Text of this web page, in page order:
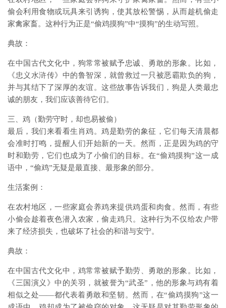
偷会利用食物或玩具来引诱狗，使其放松警惕，从而趁机偷走
家禽家畜。这种行为正是“偷鸡摸狗”中“摸狗”的生动写照。
典故：
在中国古代文化中，狗常常被赋予忠诚、勇敢的形象。比如，
《忠义水浒传》中的鲁智深，就曾救过一只被恶霸欺负的狗，
并与其结下了深厚的友谊。这些故事告诉我们，狗是人类最忠
诚的朋友，我们应该善待它们。
三、鸡（勤劳守时，却也易被偷）
最后，我们来看看生肖鸡。鸡是勤劳的象征，它们每天清晨都
会准时打鸣，提醒人们开始新的一天。然而，正是因为鸡的守
时和勤劳，它们也成为了小偷们的目标。在“偷鸡摸狗”这一成
语中，“偷鸡”无疑是最直接、最形象的部分。
生活案例：
在农村地区，一些家庭会养鸡来提供鸡蛋和肉食。然而，有些
小偷会趁着夜色潜入农家，偷走鸡只。这种行为不仅给农户带
来了经济损失，也破坏了社会的和谐与安宁。
典故：
在中国古代文化中，鸡常常被赋予勤劳、勇敢的形象。比如，
《三国演义》中的关羽，就被誉为“武圣”，他的形象与鸡有着
相似之处——都代表着勇敢和坚韧。然而，在“偷鸡摸狗”这一